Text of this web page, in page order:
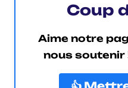
Coup
Aime notre
nous soutenir
👍